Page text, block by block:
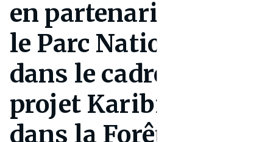
en partenariat avec
le Parc National
dans le cadre du
projet Karibiodiv
dans la Forêt de